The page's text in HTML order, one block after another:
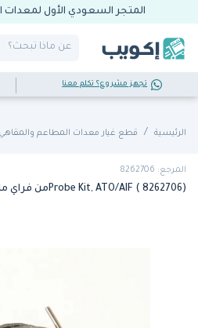
المتجر السعودي الأول لمعدات
تجهز مشروع؟ تكلم معنا
الرئيسية قطع غيار معدات المطاعم والمقاهي
المرجع: 8262706
Probe Kit, ATO/AIF ( 8262706)من فراي ماستر